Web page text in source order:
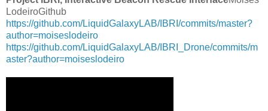
LodeiroGithub
https://github.com/LiquidGalaxyLAB/IBRI/commits/master?
author=moiseslodeiro
https://github.com/LiquidGalaxyLAB/IBRI_Drone/commits/m
aster?author=moiseslodeiro